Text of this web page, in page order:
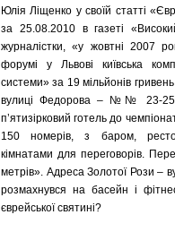
Юлія Ліщенко у своїй статті
за 25.08.2010 в газеті
журналістки, «у жовтні 2007
форумі у Львові київська
системи» за 19 мільйонів
вулиці Федорова – №№ 23-25
п’ятизірковий готель до
150 номерів, з баром,
кімнатами для переговорів.
метрів». Адреса Золотої Рози –
розмахнувся на басейн і
єврейської святині?